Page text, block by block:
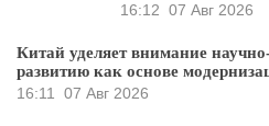
16:12 07 Авг 2026
Китай уделяет внимание
развитию как основе
16:11
07 Авг 2026